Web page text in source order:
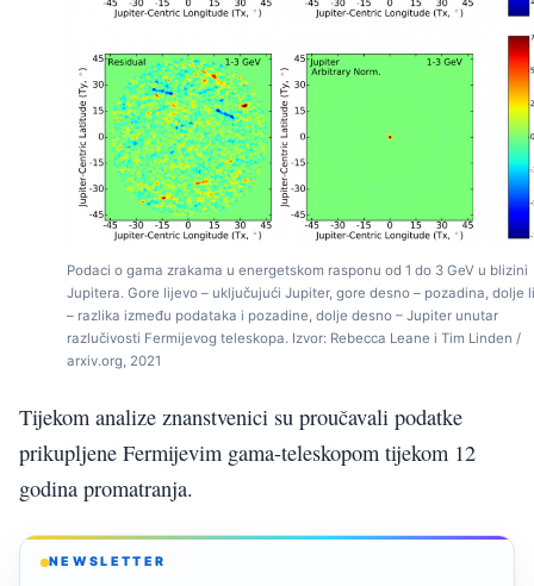
Podaci o gama zrakama u energetskom rasponu od 1 do 3 GeV u blizini
Jupitera. Gore lijevo – uključujući Jupiter, gore desno – pozadina, dolje
– razlika između podataka i pozadine, dolje desno – Jupiter unutar
razlučivosti Fermijevog teleskopa. Izvor: Rebecca Leane i Tim Linden /
arxiv.org, 2021
Tijekom analize znanstvenici su proučavali podatke
prikupljene Fermijevim gama-teleskopom tijekom 12
godina promatranja.
NEWSLETTER